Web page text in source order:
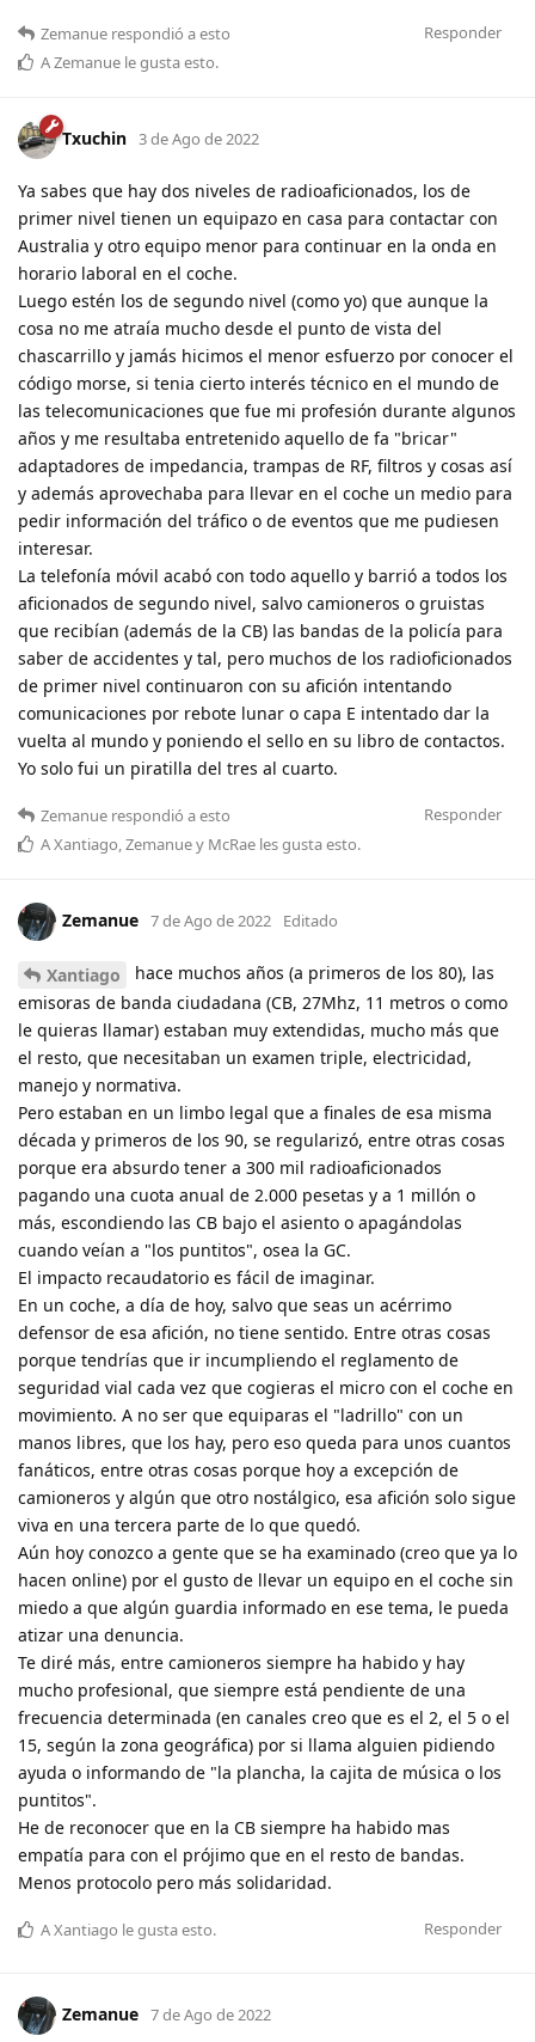
Responder
Zemanue respondió a esto
AZemanue le gusta esto.
Txuchin 3 de Ago de 2022
Ya sabes que hay dos niveles de radioaficionados, los de
primer nivel tienen un equipazo en casa para contactar con
Australia y otro equipo menor para continuar en la onda en
horario laboral en el coche.
Luego estén los de segundo nivel (como yo) que aunque la
cosa no me atraía mucho desde el punto de vista del
chascarrillo y jamás hicimos el menor esfuerzo por conocer el
código morse, si tenia cierto interés técnico en el mundo de
las telecomunicaciones que fue mi profesión durante algunos
años y me resultaba entretenido aquello de fa "bricar"
adaptadores de impedancia, trampas de RF, filtros y cosas así
y además aprovechaba para llevar en el coche un medio para
pedir información del tráfico o de eventos que me pudiesen
interesar.
La telefonía móvil acabó con todo aquello y barrió a todos los
aficionados de segundo nivel, salvo camioneros o gruistas
que recibían (además de la CB) las bandas de la policía para
saber de accidentes y tal, pero muchos de los radioficionados
de primer nivel continuaron con su afición intentando
comunicaciones por rebote lunar o capa E intentado dar la
vuelta al mundo y poniendo el sello en su libro de contactos.
Yo solo fui un piratilla del tres al cuarto.
Responder
Zemanue respondió a esto
AXantiago,Zemanuey McRae les gusta esto.
Zemanue 7 de Ago de 2022 Editado
Xantiago
hace muchos años (a primeros de los 80), las
emisoras de banda ciudadana (CB, 27Mhz, 11 metros o como
le quieras llamar) estaban muy extendidas, mucho más que
el resto, que necesitaban un examen triple, electricidad,
manejo y normativa.
Pero estaban en un limbo legal que a finales de esa misma
década y primeros de los 90, se regularizó, entre otras cosas
porque era absurdo tener a 300 mil radioaficionados
pagando una cuota anual de 2.000 pesetas y a 1 millón o
más, escondiendo las CB bajo el asiento o apagándolas
cuando veían a "los puntitos", osea la GC.
El impacto recaudatorio es fácil de imaginar.
En un coche, a día de hoy, salvo que seas un acérrimo
defensor de esa afición, no tiene sentido. Entre otras cosas
porque tendrías que ir incumpliendo el reglamento de
seguridad vial cada vez que cogieras el micro con el coche en
movimiento. A no ser que equiparas el "ladrillo" con un
manos libres, que los hay, pero eso queda para unos cuantos
fanáticos, entre otras cosas porque hoy a excepción de
camioneros y algún que otro nostálgico, esa afición solo sigue
viva en una tercera parte de lo que quedó.
Aún hoy conozco a gente que se ha examinado (creo que ya lo
hacen online) por el gusto de llevar un equipo en el coche sin
miedo a que algún guardia informado en ese tema, le pueda
atizar una denuncia.
Te diré más, entre camioneros siempre ha habido y hay
mucho profesional, que siempre está pendiente de una
frecuencia determinada (en canales creo que es el 2, el 5 o el
15, según la zona geográfica) por si llama alguien pidiendo
ayuda o informando de "la plancha, la cajita de música o los
puntitos".
He de reconocer que en la CB siempre ha habido mas
empatía para con el prójimo que en el resto de bandas.
Menos protocolo pero más solidaridad.
Responder
AXantiago le gusta esto.
Zemanue 7 de Ago de 2022